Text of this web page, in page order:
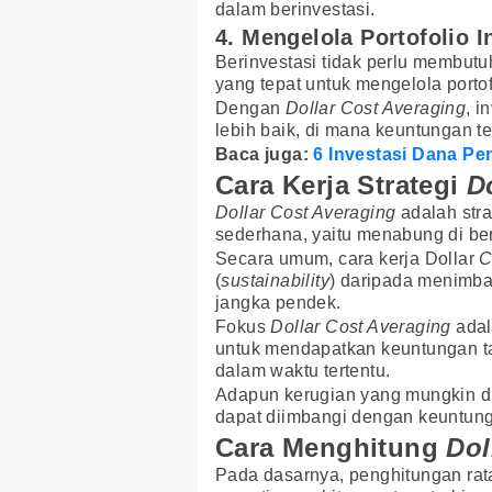
dalam berinvestasi.
4. Mengelola Portofolio
Berinvestasi tidak perlu
yang tepat untuk mengelola
Dengan Dollar Cost Averaging,
lebih baik, di mana keuntungan
Baca juga:6 Investasi Dana
Cara Kerja Strategi
Dollar Cost Averaging adalah
sederhana, yaitu menabung di
Secara umum, cara kerja Dollar
(sustainability) daripada
jangka pendek.
FokusDollar Cost Averaging
untuk mendapatkan keuntungan
dalam waktu tertentu.
Adapun kerugian yang mungkin
dapat diimbangi dengan
Cara Menghitung
Pada dasarnya, penghitungan